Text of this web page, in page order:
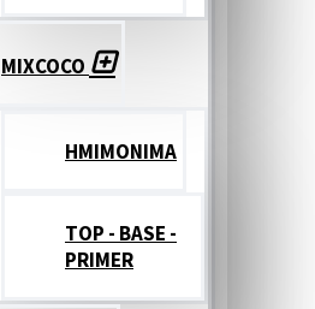
MIXCOCO
HMIMONIMA
TOP - BASE -
PRIMER